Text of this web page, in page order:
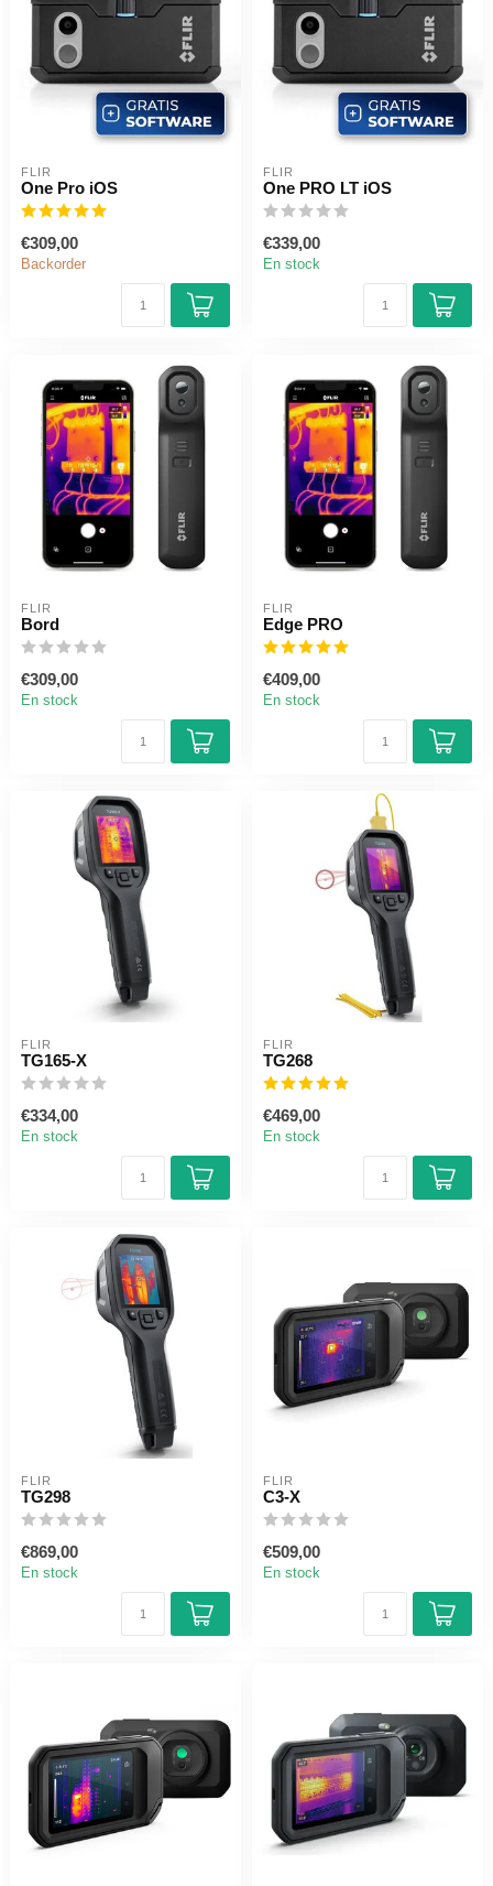
FLIR
One Pro iOS
€309,00
Backorder
FLIR
One PRO LT iOS
€339,00
En stock
FLIR
Bord
€309,00
En stock
FLIR
Edge PRO
€409,00
En stock
FLIR
TG165-X
€334,00
En stock
FLIR
TG268
€469,00
En stock
FLIR
TG298
€869,00
En stock
FLIR
C3-X
€509,00
En stock